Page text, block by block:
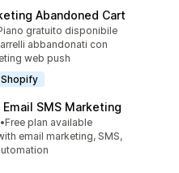
Abandoned Cart
totaligratuito disponibile
abbandonati con
web push
SMS Marketing
totali
•Free plan available
email marketing, SMS,